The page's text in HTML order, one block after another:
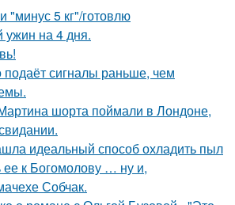
"минус 5 кг"/готовлю
ужин на 4 дня.
подаёт сигналы раньше, чем
шорта поймали в Лондоне,
идеальный способ охладить пыл
ее к Богомолову … ну и,
Собчак.